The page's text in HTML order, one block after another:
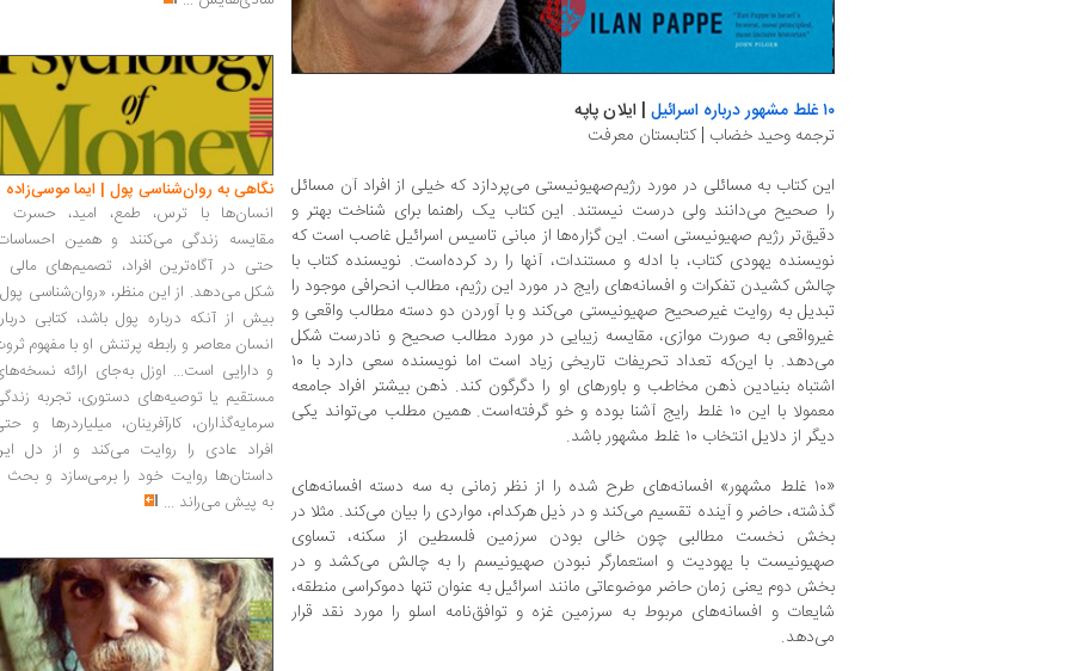
۱۰ غلط مشهور درباره اسرائیل
| ایلان پاپه
ترجمه وحید خضاب | کتابستان معرفت
این کتاب به مسائلی در مورد رژیم‌صهیونیستی می‌پردازد که خیلی از افراد آن مسائل
را صحیح می‌دانند ولی درست نیستند. این کتاب یک راهنما برای شناخت بهتر و
دقیق‌تر رژیم صهیونیستی است. این گزاره‌ها از مبانی تاسیس اسرائیل غاصب است که
نویسنده یهودی کتاب، با ادله و مستندات، آنها را رد کرده‌است. نویسنده کتاب با
چالش کشیدن تفکرات و افسانه‌های رایج در مورد این رژیم، مطالب انحرافی موجود را
تبدیل به روایت غیرصحیح صهیونیستی می‌کند و با آوردن دو دسته مطالب واقعی و
غیرواقعی به صورت موازی، مقایسه زیبایی در مورد مطالب صحیح و نادرست شکل
می‌دهد. با این‌که تعداد تحریفات تاریخی زیاد است اما نویسنده سعی دارد با ۱۰
اشتباه بنیادین ذهن مخاطب و باورهای او را دگرگون کند. ذهن بیشتر افراد جامعه
معمولا با این ۱۰ غلط رایج آشنا بوده و خو گرفته‌است. همین مطلب می‌تواند یکی
دیگر از دلایل انتخاب ۱۰ غلط مشهور باشد.
«۱۰ غلط مشهور» افسانه‌های طرح شده را از نظر زمانی به سه دسته افسانه‌های
گذشته، حاضر و آینده تقسیم می‌کند و در ذیل هرکدام، مواردی را بیان می‌کند. مثلا در
بخش نخست مطالبی چون خالی بودن سرزمین فلسطین از سکنه، تساوی
صهیونیست با یهودیت و استعمارگر نبودن صهیونیسم را به چالش می‌کشد و در
بخش دوم یعنی زمان حاضر موضوعاتی مانند اسرائیل به عنوان تنها دموکراسی منطقه،
شایعات و افسانه‌های مربوط به سرزمین غزه و توافق‌نامه اسلو را مورد نقد قرار
می‌دهد.
نگاهی به روان‌شناسی پول | ایما موسی‌زاده
انسان‌ها با ترس، طمع، امید، حسرت
مقایسه زندگی می‌کنند و همین
حتی در آگاه‌ترین افراد، تصمیم‌های مالی
شکل می‌دهد. از این منظر، «روان‌شناسی
بیش از آنکه درباره پول باشد، کتابی
انسان معاصر و رابطه پرتنش او با مفهوم
و دارایی است... اوزل به‌جای ارائه
مستقیم یا توصیه‌های دستوری، تجربه
سرمایه‌گذاران، کارآفرینان، میلیاردرها و
افراد عادی را روایت می‌کند و از دل
داستان‌ها روایت خود را برمی‌سازد و بحث
به پیش می‌راند ...